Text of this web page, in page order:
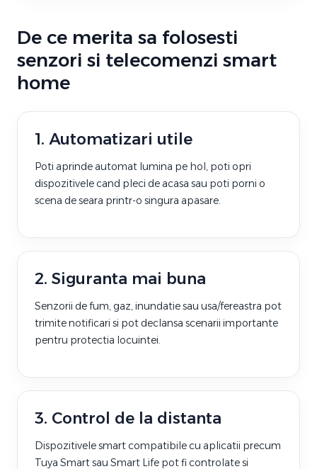
De ce merita sa folosesti
senzori si telecomenzi smart
home
1. Automatizari utile
Poti aprinde automat lumina pe hol, poti opri
dispozitivele cand pleci de acasa sau poti porni o
scena de seara printr-o singura apasare.
2. Siguranta mai buna
Senzorii de fum, gaz, inundatie sau usa/fereastra pot
trimite notificari si pot declansa scenarii importante
pentru protectia locuintei.
3. Control de la distanta
Dispozitivele smart compatibile cu aplicatii precum
Tuya Smart sau Smart Life pot fi controlate si